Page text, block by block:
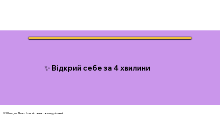
✨ Відкрий себе за 4 хвилини
💛 Швидко. Легко. І з ясністю в кожному рішенні.